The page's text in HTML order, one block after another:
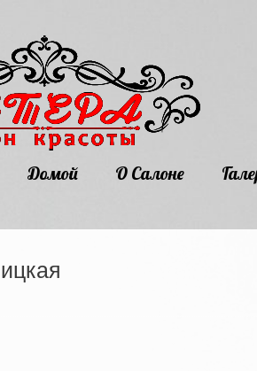
Домой О Салоне